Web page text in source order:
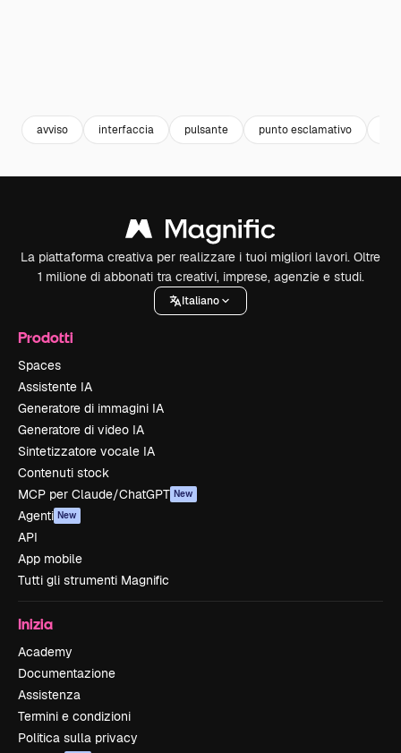
avviso interfaccia pulsante punto esclamativo
La piattaforma creativa per realizzare i tuoi migliori lavori. Oltre
1 milione di abbonati tra creativi, imprese, agenzie e studi.
Italiano
Prodotti
Spaces
Assistente IA
Generatore di immagini IA
Generatore di video IA
Sintetizzatore vocale IA
Contenuti stock
MCP per Claude/ChatGPT New
Agenti New
API
App mobile
Tutti gli strumenti Magnific
Inizia
Academy
Documentazione
Assistenza
Termini e condizioni
Politica sulla privacy